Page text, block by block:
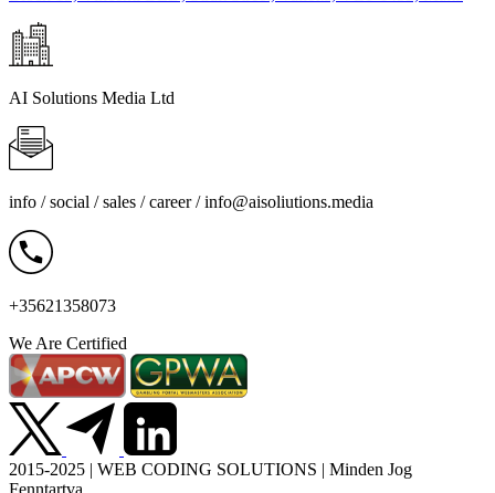
AI Solutions Media Ltd
info / social / sales / career /info@aisoliutions.media
+35621358073
We Are Certified
2015-2025 | WEB CODING SOLUTIONS | Minden Jog